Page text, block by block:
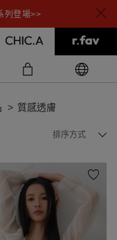
列登場>>
質感透膚
排序方式